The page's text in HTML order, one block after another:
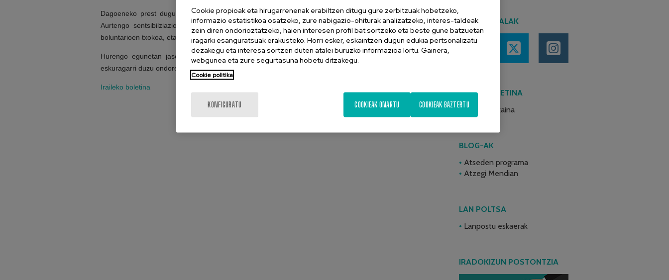
Dagoeneko prest dugu gure azkeneko boletina, eta oraingoan berri pila bat ditugu zurekin konpartitzeko:
Aurtengo sentsibilziazio kanpaina, Pauso Berriak programaren inguruko nobedadeak, aisialdiko ekintzak,
boluntarioen txokoa, eta abar luze bat.
Hurengo egunetan jasoko duzu zure etxean edo zure posta elektronikoaren bitartez, baina hemen ere
eskuragarri duzu ondorengo estekan klik eginez. Zure gustokoa izatea espero dugu.
Iraileko boletina
SARE SOZIALAK
AZKEN BULETINA
2026ko ekaina
BLOG-AK
Atseden programa
Atzegi Mendian
LAN POLTSA
Lanpostu eskaerak
IRADOKIZUN POSTONTZIA
Cookie propioak eta hirugarrenenak erabiltzen ditugu gure zerbitzuak hobetzeko,
informazio estatistikoa osatzeko, zure nabigazio-ohiturak analizatzeko, interes-taldeak
zein diren ondorioztatzeko, haien interesen profil bat sortzeko eta beste gune batzuetan
iragarki esanguratsuak erakusteko. Horri esker, eskaintzen dugun edukia pertsonalizatu
dezakegu eta interesa sortzen duten atalei buruzko informazioa lortu. Gainera,
webgunea eta zure segurtasuna hobetu ditzakegu.
Cookie politika
KONFIGURATU COOKIEAK BAZTERTU
COOKIEAK ONARTU